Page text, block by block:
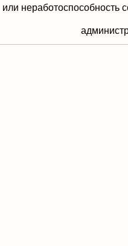
или неработоспособность